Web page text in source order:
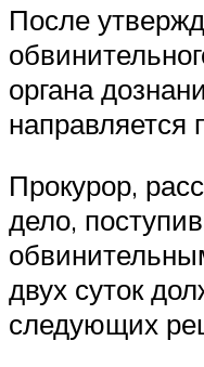
После
органа
направляется
Прокурор,
дело,
двух суток
следующих